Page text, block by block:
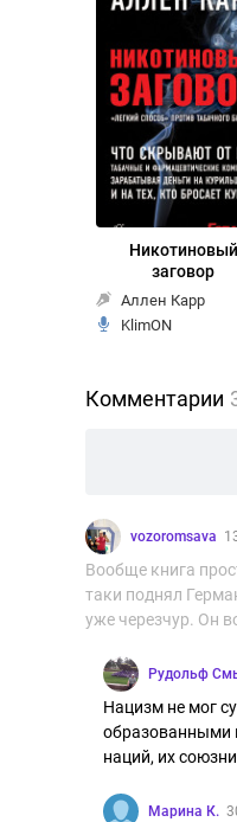
Никотиновый
заговор
Аллен Карр
KlimON
Комментарии
vozoromsava
Вообще книга
таки поднял
уже черезчур. Он
Рудольф
Нацизм не мог
образованными
наций, их
Марина К.